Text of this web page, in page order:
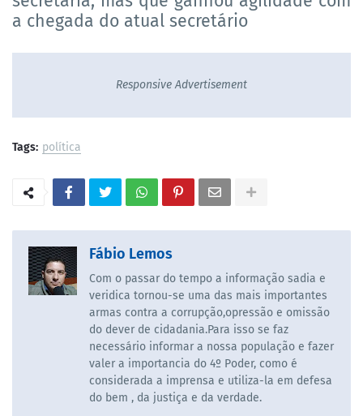
a chegada do atual secretário
Responsive Advertisement
Tags: política
Fábio Lemos
Com o passar do tempo a informação sadia e
veridica tornou-se uma das mais importantes
armas contra a corrupção,opressão e omissão
do dever de cidadania.Para isso se faz
necessário informar a nossa população e fazer
valer a importancia do 4º Poder, como é
considerada a imprensa e utiliza-la em defesa
do bem , da justiça e da verdade.